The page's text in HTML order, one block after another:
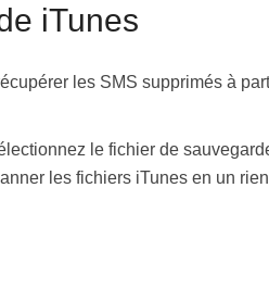
iTunes
les SMS supprimés à
le fichier de
les fichiers iTunes en un rien